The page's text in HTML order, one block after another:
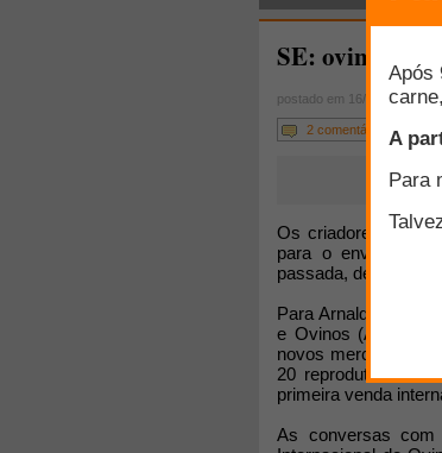
SE: ovinos
postado em 16/07/2012
2 comentários
Os criadores da
para o envio de
passada, depois da
Para Arnaldo
e Ovinos (Ascco),
novos mercados. O
20 reprodutores e
primeira venda
As conversas com